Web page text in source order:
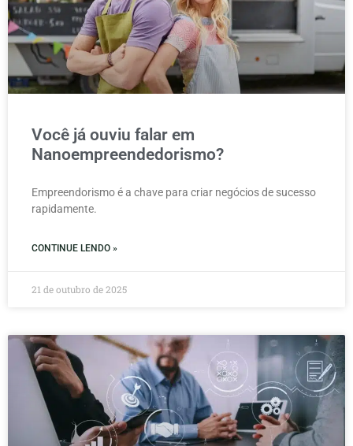
Você já ouviu falar em
Nanoempreendedorismo?
Empreendorismo é a chave para criar negócios de sucesso
rapidamente.
CONTINUE LENDO »
21 de outubro de 2025